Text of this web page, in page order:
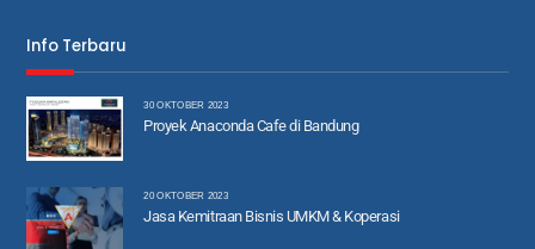
Info Terbaru
30 OKTOBER 2023
Proyek Anaconda Cafe di Bandung
20 OKTOBER 2023
Jasa Kemitraan Bisnis UMKM & Koperasi